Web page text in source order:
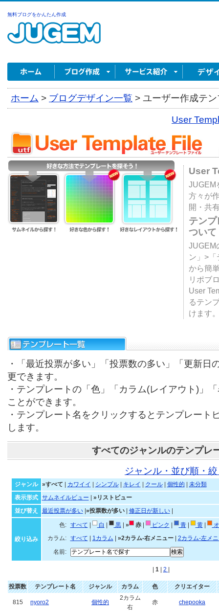
無料ブログをかんたん作成
ホーム > ブログデザイン一覧 > ユーザー作成テ
User
User
JUGEM
方々が
開・共
テン
ついて
JUGEM
ン」>
から簡
リポブ
User
るテン
けます
・「最近投票が多い」「投票数の多い」「更新日
更できます。
・テンプレートの「色」「カラム(レイアウト)」
ことができます。
・テンプレート名をクリックするとテンプレート
します。
すべてのジャンルのテンプレ
ジャンル・並び順・
ジャンル »すべて カワイイ シンプル| キレイ クール| 個性的
未分類
表示形式
サムネイルビュー
»リストビュー
並び替え
最近投票が多い| »投票数が多い| 修正日が新しい|
絞り込み
色: すべて 白 黒| » 赤| ピンク 青| 黄|
カラム:
すべて 1カラム »2カラム-右メニュー| 2カラム-左メ
名前:
1 2
投票数 テンプレート名 ジャンル カラム 色 クリエイター
815 nyoro2 個性的
2カラム
右
赤 chepooka